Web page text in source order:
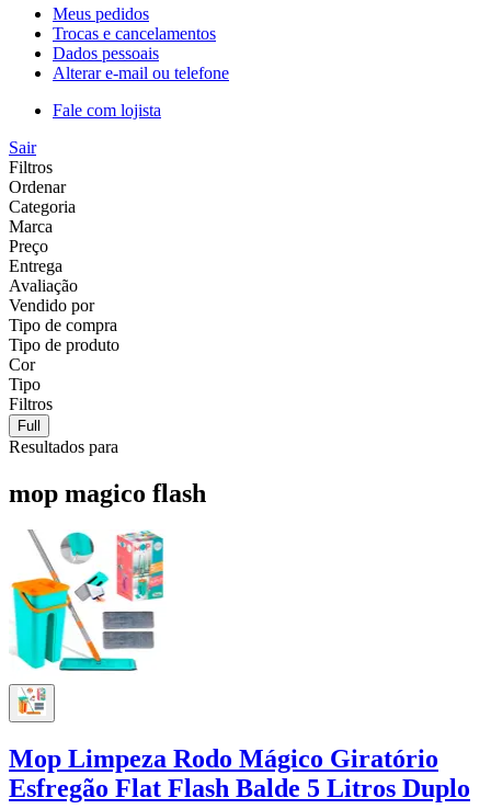
Meus pedidos
Trocas e cancelamentos
Dados pessoais
Alterar e-mail ou telefone
Fale com lojista
Sair
Filtros
Ordenar
Categoria
Marca
Preço
Entrega
Avaliação
Vendido por
Tipo de compra
Tipo de produto
Cor
Tipo
Filtros
Full
Resultados para
mop magico flash
Mop Limpeza Rodo Mágico Giratório
Esfregão Flat Flash Balde 5 Litros Duplo